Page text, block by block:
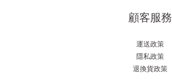
顧客服務
運送政策
隱私政策
退換貨政策